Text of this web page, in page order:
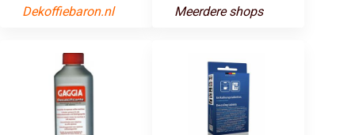
Dekoffiebaron.nl
Meerdere shops